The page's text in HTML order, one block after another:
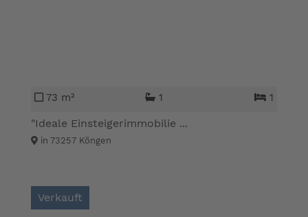
73 m² 1 1
"Ideale Einsteigerimmobilie ...
in 73257 Köngen
Verkauft